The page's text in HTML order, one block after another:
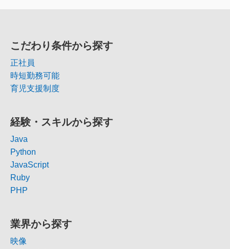
こだわり条件から探す
正社員
時短勤務可能
育児支援制度
経験・スキルから探す
Java
Python
JavaScript
Ruby
PHP
業界から探す
映像